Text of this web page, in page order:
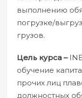
выполнению
погрузке/
грузов.
Цель курса –
обучение
прочих лиц
должностных